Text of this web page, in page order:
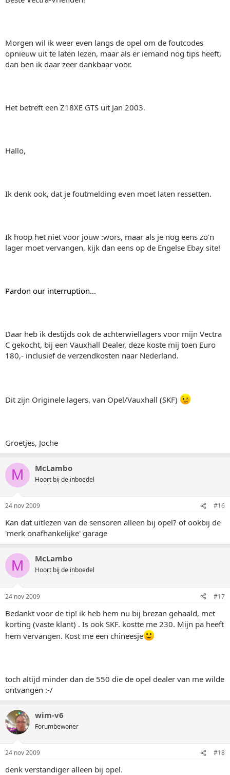
Morgen wil ik weer even langs de opel om de foutcodes
opnieuw uit te laten lezen, maar als er iemand nog tips heeft,
dan ben ik daar zeer dankbaar voor.
Het betreft een Z18XE GTS uit Jan 2003.
Hallo,
Ik denk ook, dat je foutmelding even moet laten ressetten.
Ik hoop het niet voor jouw :wors, maar als je nog eens zo'n
lager moet vervangen, kijk dan eens op de Engelse Ebay site!
Pardon our interruption...
Daar heb ik destijds ook de achterwiellagers voor mijn Vectra
C gekocht, bij een Vauxhall Dealer, deze koste mij toen Euro
180,- inclusief de verzendkosten naar Nederland.
Dit zijn Originele lagers, van Opel/Vauxhall (SKF)
Groetjes, Joche
M McLambo
Hoort bij de inboedel
24 nov 2009 #16
Kan dat uitlezen van de sensoren alleen bij opel? of ookbij de
'merk onafhankelijke' garage
M McLambo
Hoort bij de inboedel
24 nov 2009 #17
Bedankt voor de tip! ik heb hem nu bij brezan gehaald, met
korting (vaste klant) . Is ook SKF. kostte me 230. Mijn pa heeft
hem vervangen. Kost me een chineesje
toch altijd minder dan de 550 die de opel dealer van me wilde
ontvangen :-/
wim-v6
Forumbewoner
24 nov 2009 #18
denk verstandiger alleen bij opel.